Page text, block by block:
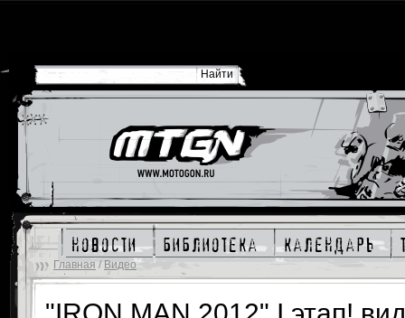
новости библиотека календарь
Главная / Видео